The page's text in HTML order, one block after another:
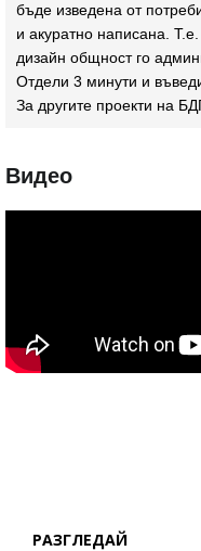
бъде изведена от
и акуратно написана.
дизайн общност го
Отдели 3 минути и
За другите проекти на
Видео
РАЗГЛЕДАЙ